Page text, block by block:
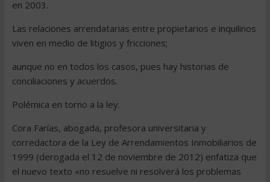
en 2003.
Las relaciones arrendatarias entre propietarios e inquilinos
viven en medio de litigios y fricciones;
aunque no en todos los casos, pues hay historias de
conciliaciones y acuerdos.
Polémica en torno a la ley.
Cora Farías, abogada, profesora universitaria y
corredactora de la Ley de Arrendamientos Inmobiliarios de
1999 (derogada el 12 de noviembre de 2012) enfatiza que
el nuevo texto «no resuelve ni resolverá los problemas